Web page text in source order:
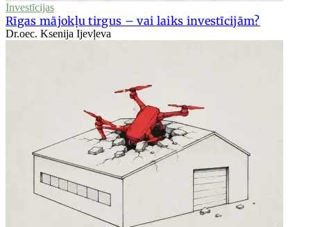
Investīcijas
Rīgas mājokļu tirgus – vai laiks investīcijām?
Dr.oec. Ksenija Ijevļeva